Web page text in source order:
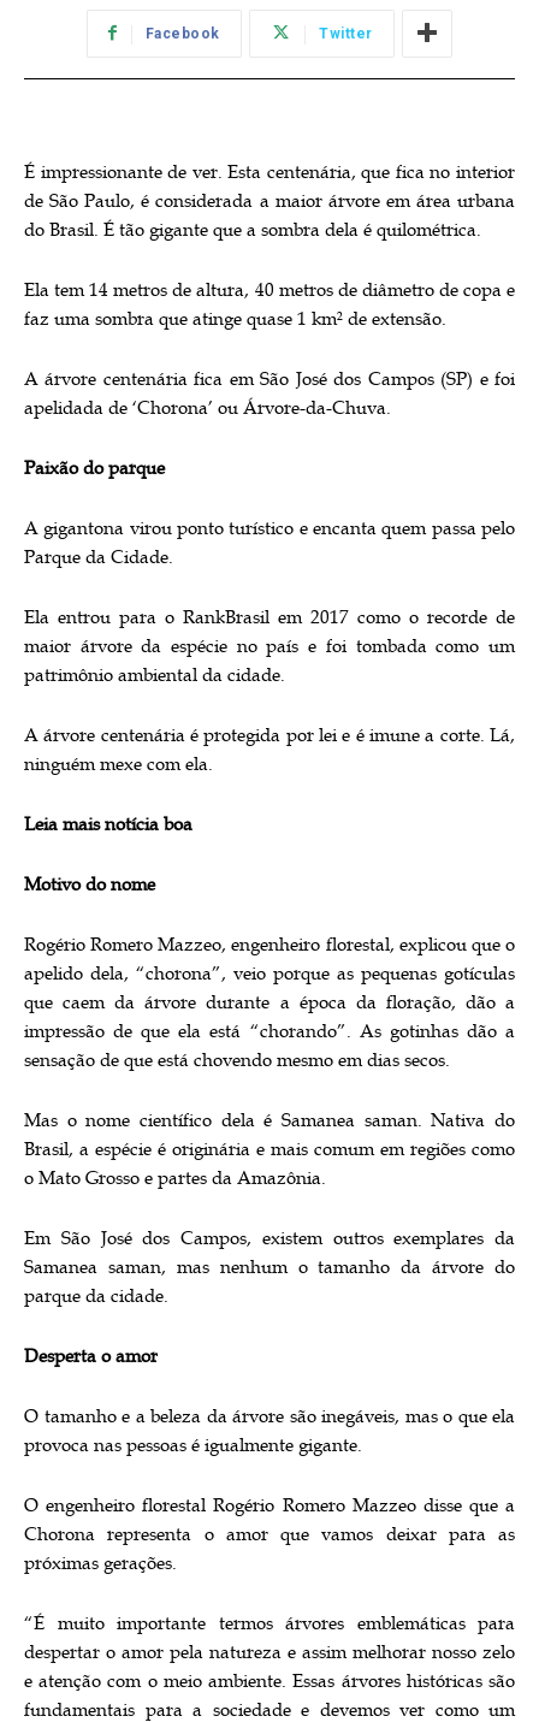
Facebook Twitter
É impressionante de ver. Esta centenária, que fica no interior
de São Paulo, é considerada a maior árvore em área urbana
do Brasil. É tão gigante que a sombra dela é quilométrica.
Ela tem 14 metros de altura, 40 metros de diâmetro de copa e
faz uma sombra que atinge quase 1 km² de extensão.
A árvore centenária fica em São José dos Campos (SP) e foi
apelidada de ‘Chorona’ ou Árvore-da-Chuva.
Paixão do parque
A gigantona virou ponto turístico e encanta quem passa pelo
Parque da Cidade.
Ela entrou para o RankBrasil em 2017 como o recorde de
maior árvore da espécie no país e foi tombada como um
patrimônio ambiental da cidade.
A árvore centenária é protegida por lei e é imune a corte. Lá,
ninguém mexe com ela.
Leia mais notícia boa
Motivo do nome
Rogério Romero Mazzeo, engenheiro florestal, explicou que o
apelido dela, “chorona”, veio porque as pequenas gotículas
que caem da árvore durante a época da floração, dão a
impressão de que ela está “chorando”. As gotinhas dão a
sensação de que está chovendo mesmo em dias secos.
Mas o nome científico dela é Samanea saman. Nativa do
Brasil, a espécie é originária e mais comum em regiões como
o Mato Grosso e partes da Amazônia.
Em São José dos Campos, existem outros exemplares da
Samanea saman, mas nenhum o tamanho da árvore do
parque da cidade.
Desperta o amor
O tamanho e a beleza da árvore são inegáveis, mas o que ela
provoca nas pessoas é igualmente gigante.
O engenheiro florestal Rogério Romero Mazzeo disse que a
Chorona representa o amor que vamos deixar para as
próximas gerações.
“É muito importante termos árvores emblemáticas para
despertar o amor pela natureza e assim melhorar nosso zelo
e atenção com o meio ambiente. Essas árvores históricas são
fundamentais para a sociedade e devemos ver como um